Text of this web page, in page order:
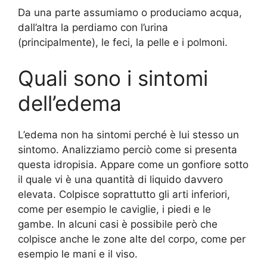
Da una parte assumiamo o produciamo acqua,
dall’altra la perdiamo con l’urina
(principalmente), le feci, la pelle e i polmoni.
Quali sono i sintomi
dell’edema
L’edema non ha sintomi perché è lui stesso un
sintomo. Analizziamo perciò come si presenta
questa idropisia. Appare come un gonfiore sotto
il quale vi è una quantità di liquido davvero
elevata. Colpisce soprattutto gli arti inferiori,
come per esempio le caviglie, i piedi e le
gambe. In alcuni casi è possibile però che
colpisce anche le zone alte del corpo, come per
esempio le mani e il viso.